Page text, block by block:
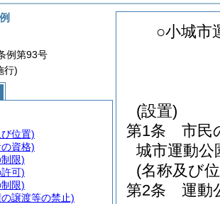
○小城市
(設置)
第1条
市民
城市運動公
(名称及び
第2条
運動
例第93号
行)
位置)
資格)
限)
可)
限)
譲渡等の禁止)